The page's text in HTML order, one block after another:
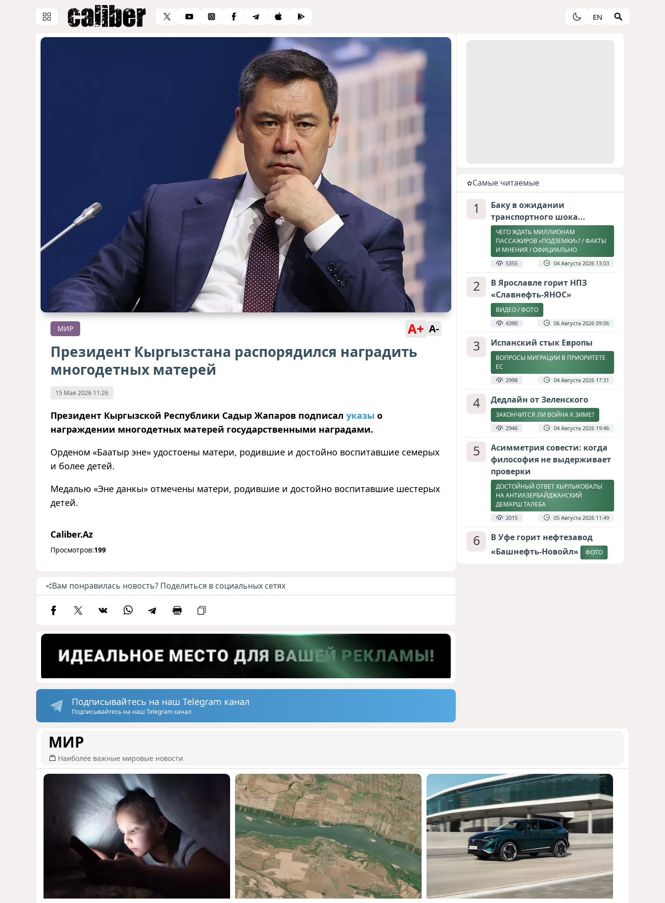
EN
МИР A+ A-
Президент Кыргызстана распорядился наградить
многодетных матерей
15 Мая 2026 11:26
Президент Кыргызской Республики Садыр Жапаров подписал указы о
награждении многодетных матерей государственными наградами.
Орденом «Баатыр эне» удостоены матери, родившие и достойно воспитавшие семерых
и более детей.
Медалью «Эне данкы» отмечены матери, родившие и достойно воспитавшие шестерых
детей.
Caliber.Az
Просмотров:199
Вам понравилась новость? Поделиться в социальных сетях
Подписывайтесь на наш Telegram канал
Подписывайтесь на наш Telegram канал
Cамые читаемые
1
Баку в ожидании
транспортного шока...
ЧЕГО ЖДАТЬ МИЛЛИОНАМ
ПАССАЖИРОВ «ПОДЗЕМКИ»? / ФАКТЫ
И МНЕНИЯ / ОФИЦИАЛЬНО
5355 04 Августа 2026 13:03
2
В Ярославле горит НПЗ
«Славнефть-ЯНОС»
ВИДЕО / ФОТО
4390 06 Августа 2026 09:06
3 Испанский стык Европы
ВОПРОСЫ МИГРАЦИИ В ПРИОРИТЕТЕ
ЕС
2998 04 Августа 2026 17:31
4 Дедлайн от Зеленского
ЗАКОНЧИТСЯ ЛИ ВОЙНА К ЗИМЕ?
2946 04 Августа 2026 19:46
5
Асимметрия совести: когда
философия не выдерживает
проверки
ДОСТОЙНЫЙ ОТВЕТ КЫРЛЫКОВАЛЫ
НА АНТИАЗЕРБАЙДЖАНСКИЙ
ДЕМАРШ ТАЛЕБА
2015 05 Августа 2026 11:49
6
В Уфе горит нефтезавод
«Башнефть-Новойл»
ФОТО
10
Инфантино, Буратино,
Чиполлино...
ТАКАЯ ВОТ КАРТИНА, НЕВЕСЕЛАЯ. КАК
ДЛЯ ДЕЙСТВУЮЩИХ ЛИЦ, ТАК И ДЛЯ
ЗРИТЕЛЕЙ
1122 05 Августа 2026 10:15
МИР
Наиболее важные мировые новости